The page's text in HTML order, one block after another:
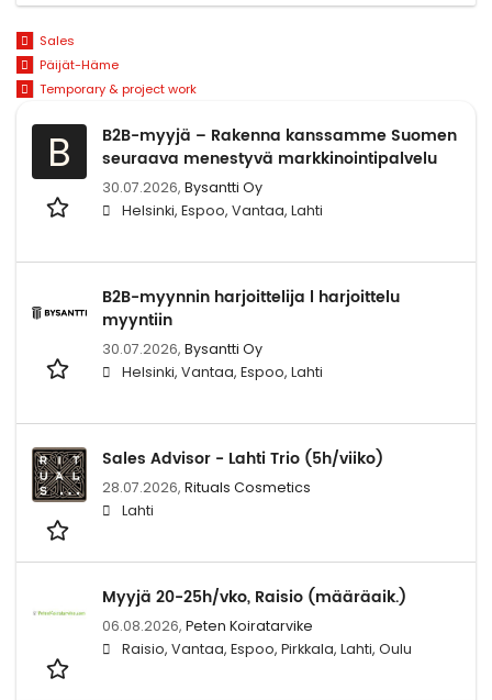
Sales
Päijät-Häme
Temporary & project work
B
B2B-myyjä – Rakenna kanssamme Suomen
seuraava menestyvä markkinointipalvelu
30.07.2026, Bysantti Oy
Helsinki, Espoo, Vantaa, Lahti
B2B-myynnin harjoittelija l harjoittelu
myyntiin
30.07.2026, Bysantti Oy
Helsinki, Vantaa, Espoo, Lahti
Sales Advisor - Lahti Trio (5h/viiko)
28.07.2026, Rituals Cosmetics
Lahti
Myyjä 20-25h/vko, Raisio (määräaik.)
06.08.2026, Peten Koiratarvike
Raisio, Vantaa, Espoo, Pirkkala, Lahti, Oulu